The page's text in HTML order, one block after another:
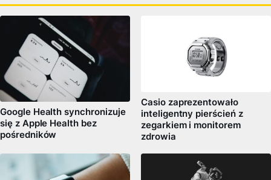
Google Health synchronizuje
się z Apple Health bez
pośredników
Casio zaprezentowało
inteligentny pierścień z
zegarkiem i monitorem
zdrowia